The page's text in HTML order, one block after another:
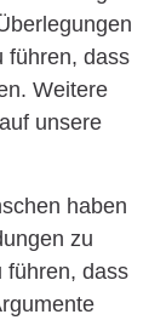
führen, dass
Weitere
unsere
haben
zu
führen, dass